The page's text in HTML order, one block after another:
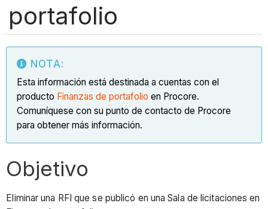
portafolio
NOTA:
Esta información está destinada a cuentas con el
producto Finanzas de portafolio en Procore.
Comuníquese con su punto de contacto de Procore
para obtener más información.
Objetivo
Eliminar una RFI que se publicó en una Sala de licitaciones en